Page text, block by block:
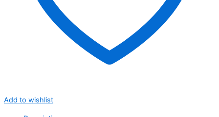
Add to wishlist